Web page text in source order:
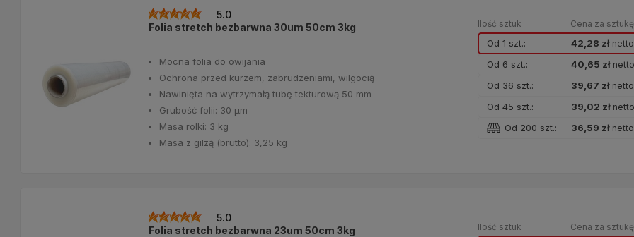
Folia stretch bezbarwna 30um 50cm 3kg
5.0
Mocna folia do owijania
Ochrona przed kurzem, zabrudzeniami, wilgocią
Nawinięta na wytrzymałą tubę tekturową 50 mm
Grubość folii: 30 μm
Masa rolki: 3 kg
Masa z gilzą (brutto): 3,25 kg
Ilość sztuk Cena za sztukę
Od 1 szt.: 42,28 zł netto
Od 6 szt.: 40,65 zł
Od 36 szt.: 39,67 zł netto
Od 45 szt.: 39,02 zł
Od 200 szt.: 36,59 zł netto
Folia stretch bezbarwna 23um 50cm 3kg
5.0
Ilość sztuk Cena za sztukę